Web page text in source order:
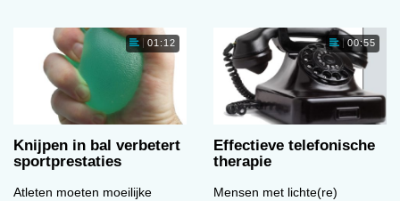
01:12
Knijpen in bal verbetert
sportprestaties
Atleten moeten moeilijke
00:55
Effectieve telefonische
therapie
Mensen met lichte(re)